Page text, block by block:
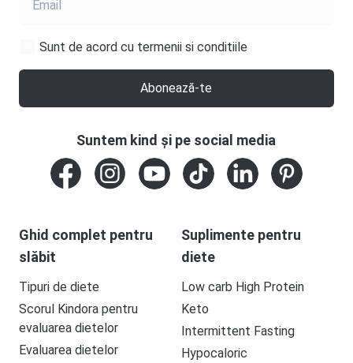
Sunt de acord cu termenii si conditiile
Abonează-te
Ghid complet pentru
slăbit
Tipuri de diete
Scorul Kindora pentru
evaluarea dietelor
Evaluarea dietelor
Suplimente pentru
diete
Low carb High Protein
Keto
Intermittent Fasting
Hypocaloric
Suntem kind și pe social media